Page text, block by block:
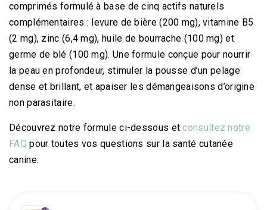
comprimés formulé à base de cinq actifs naturels
complémentaires : levure de bière (200 mg), vitamine B5
(2 mg), zinc (6,4 mg), huile de bourrache (100 mg) et
germe de blé (100 mg). Une formule conçue pour nourrir
la peau en profondeur, stimuler la pousse d’un pelage
dense et brillant, et apaiser les démangeaisons d’origine
non parasitaire.
Découvrez notre formule ci-dessous etconsultez notre
FAQ pour toutes vos questions sur la santé cutanée
canine.